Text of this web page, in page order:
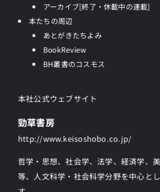
アーカイブ[終了・休載中の連載]
本たちの周辺
あとがきたちよみ
BookReview
BH叢書のコスモス
本社公式ウェブサイト
勁草書房
http://www.keisoshobo.co.jp/
哲学・思想、社会学、法学、経済学、
等、人文科学・社会科学分野を中心と